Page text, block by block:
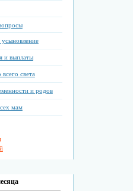
и выплаты
света
и родов
мам